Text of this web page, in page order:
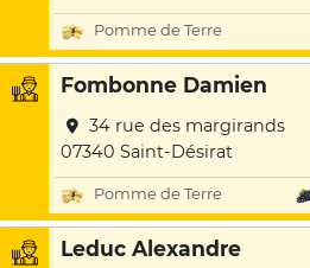
Pomme de Terre
Fombonne Damien
34 rue des margirands
07340 Saint-Désirat
Pomme de Terre
Leduc Alexandre